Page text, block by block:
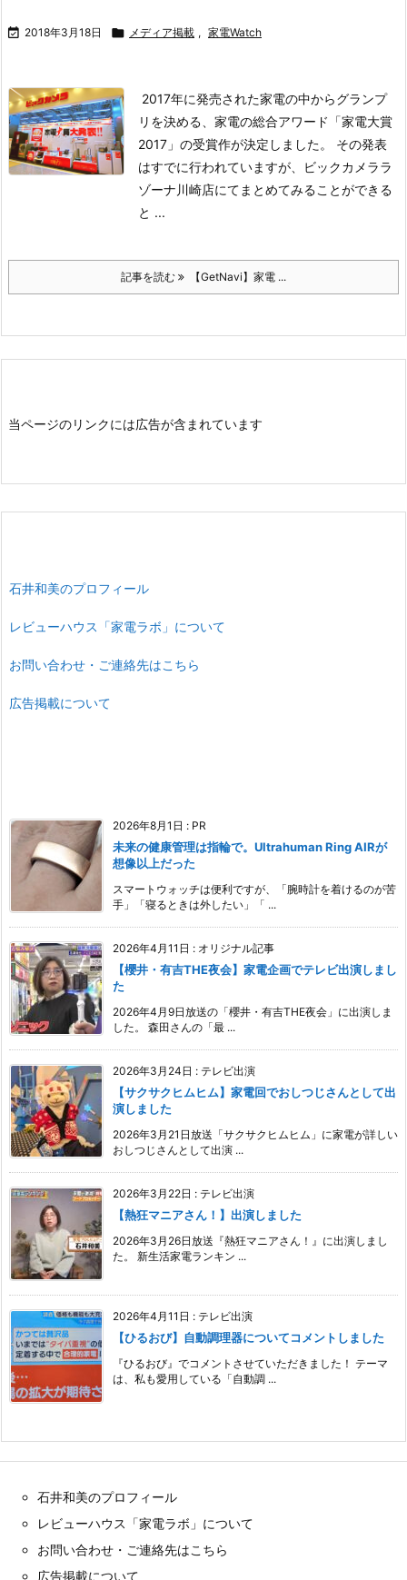
 2018年3月18日  メディア掲載 , 家電Watch
2017年に発売された家電の中からグランプ
リを決める、家電の総合アワード「家電大賞
2017」の受賞作が決定しました。 その発表
はすでに行われていますが、ビックカメララ
ゾーナ川崎店にてまとめてみることができる
と ...
記事を読む 【GetNavi】家電 ...
当ページのリンクには広告が含まれています
石井和美のプロフィール
レビューハウス「家電ラボ」について
お問い合わせ・ご連絡先はこちら
広告掲載について
2026年8月1日 : PR
未来の健康管理は指輪で。Ultrahuman Ring AIRが
想像以上だった
スマートウォッチは便利ですが、「腕時計を着けるのが苦
手」「寝るときは外したい」「 ...
2026年4月11日 : オリジナル記事
【櫻井・有吉THE夜会】家電企画でテレビ出演しまし
た
2026年4月9日放送の「櫻井・有吉THE夜会」に出演しま
した。 森田さんの「最 ...
2026年3月24日 : テレビ出演
【サクサクヒムヒム】家電回でおしつじさんとして出
演しました
2026年3月21日放送「サクサクヒムヒム」に家電が詳しい
おしつじさんとして出演 ...
2026年3月22日 : テレビ出演
【熱狂マニアさん！】出演しました
2026年3月26日放送『熱狂マニアさん！』に出演しまし
た。 新生活家電ランキン ...
2026年4月11日 : テレビ出演
【ひるおび】自動調理器についてコメントしました
『ひるおび』でコメントさせていただきました！ テーマ
は、私も愛用している「自動調 ...
石井和美のプロフィール
レビューハウス「家電ラボ」について
お問い合わせ・ご連絡先はこちら
広告掲載について